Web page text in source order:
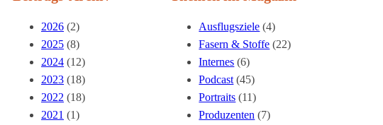
2026 (2)
2025 (8)
2024 (12)
2023 (18)
2022 (18)
2021 (1)
Ausflugsziele (4)
Fasern & Stoffe (22)
Internes (6)
Podcast (45)
Portraits (11)
Produzenten (7)